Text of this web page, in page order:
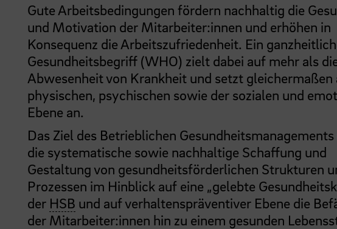
Gute Arbeitsbedingungen fördern nachhaltig die
und Motivation der Mitarbeiter:innen und erhöhen in
Konsequenz die Arbeitszufriedenheit. Ein
Gesundheitsbegriff (WHO) zielt dabei auf mehr als
Abwesenheit von Krankheit und setzt gleichermaßen
physischen, psychischen sowie der sozialen und
Ebene an.
Das Ziel des Betrieblichen
die systematische sowie nachhaltige Schaffung und
Gestaltung von gesundheitsförderlichen Strukturen
Prozessen im Hinblick auf eine „gelebte
der HSB und auf verhaltenspräventiver Ebene die
der Mitarbeiter:innen hin zu einem gesunden